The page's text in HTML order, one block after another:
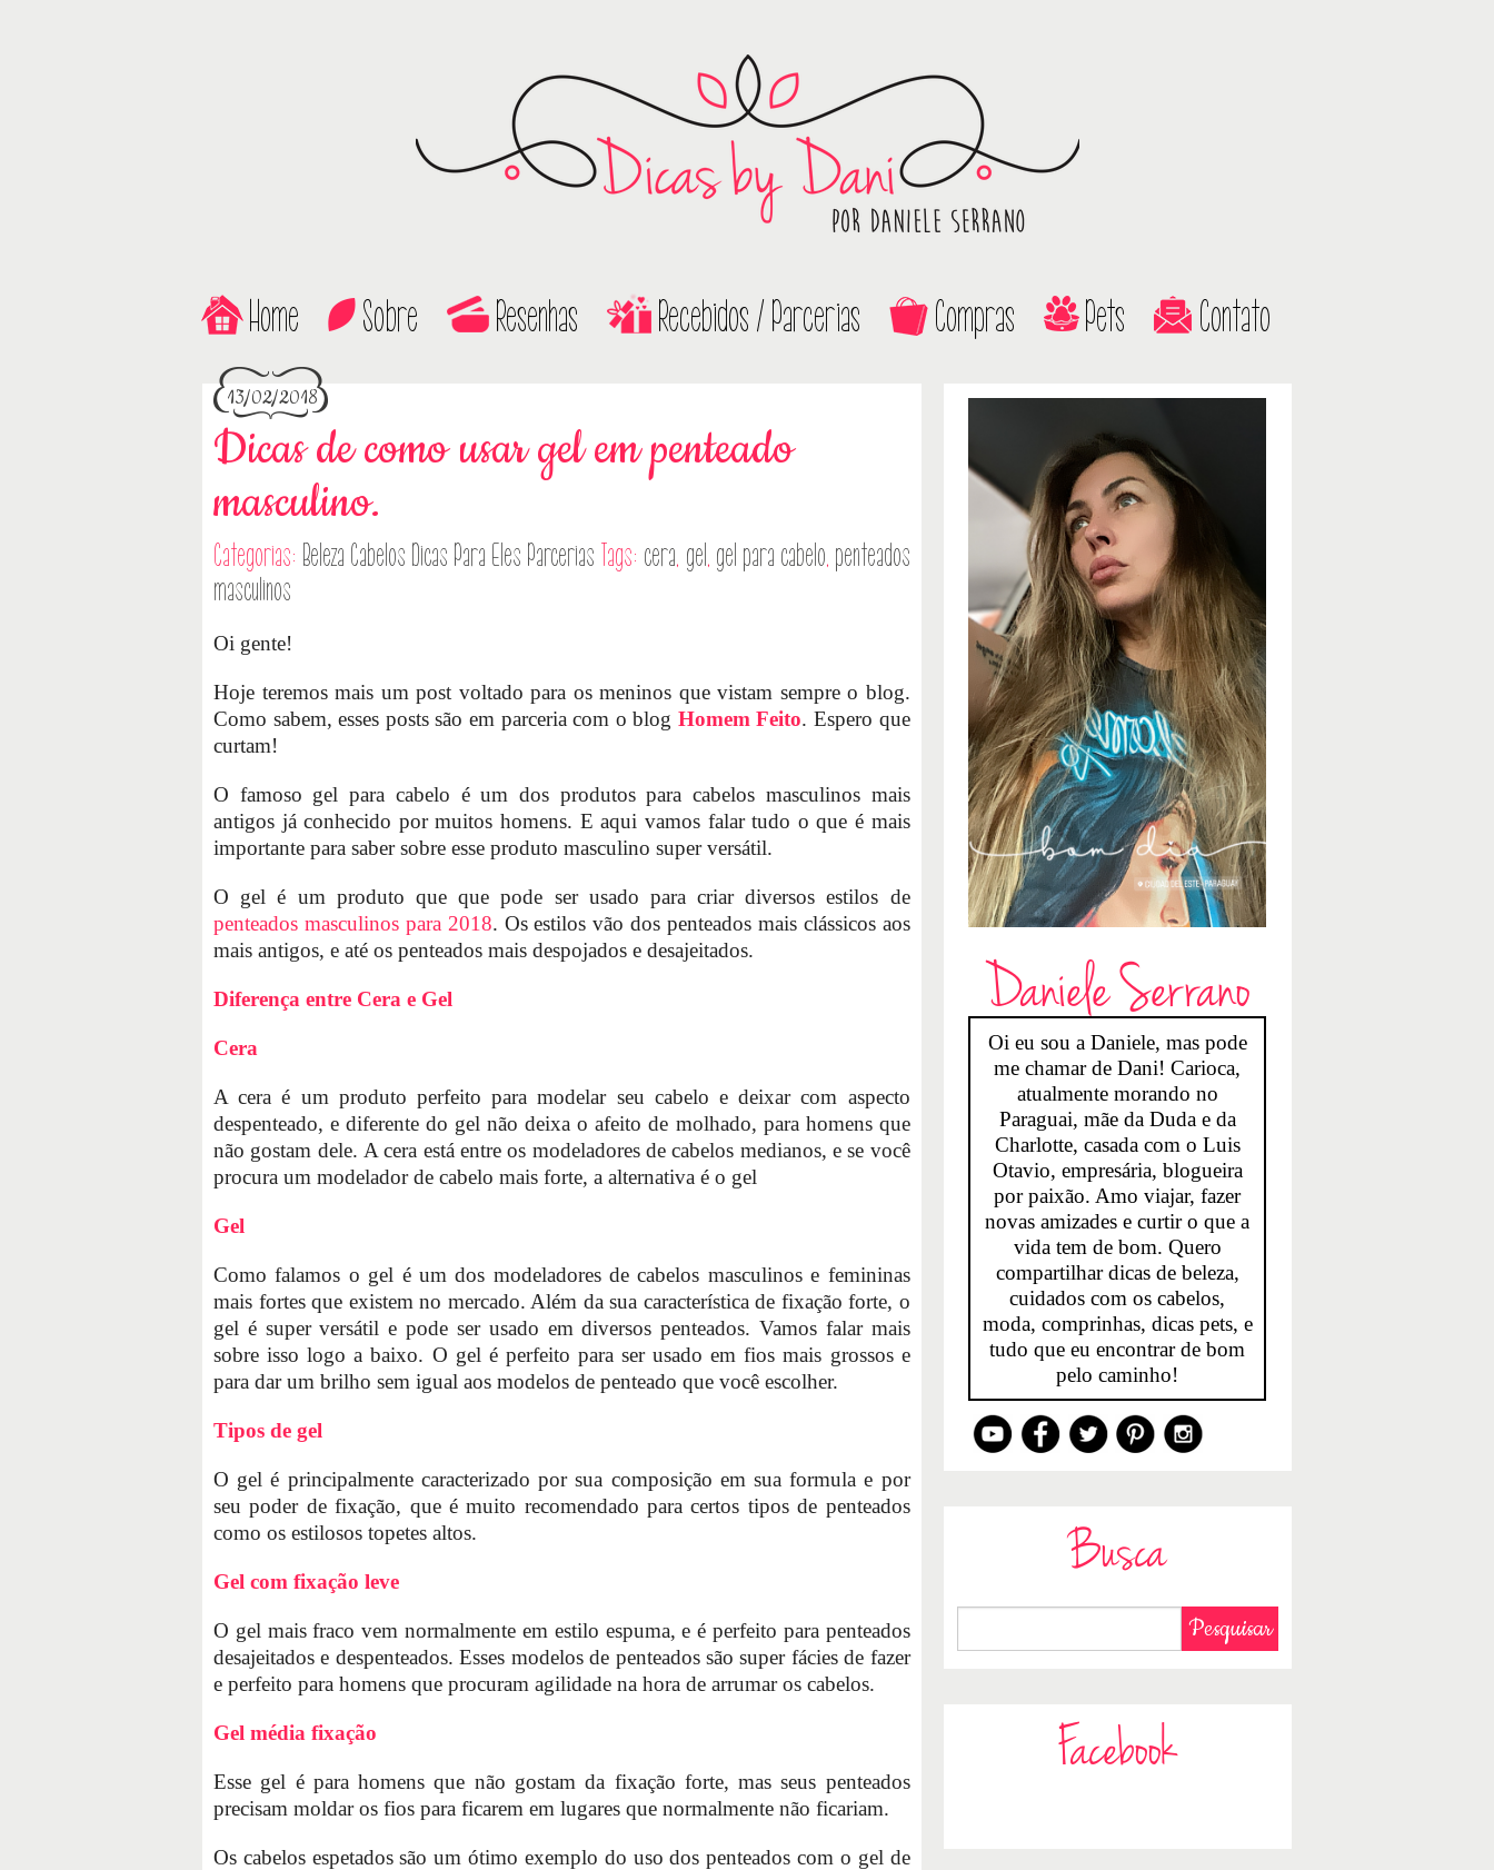
Home Sobre Resenhas Recebidos / Parcerias Compras Pets Contato
13/02/2018
Dicas de como usar gel em penteado
masculino.
Categorias: Beleza Cabelos Dicas Para Eles Parcerias Tags: cera, gel, gel para cabelo, penteados
masculinos
Oi gente!
Hoje teremos mais um post voltado para os meninos que vistam sempre o blog.
Como sabem, esses posts são em parceria com o blog Homem Feito. Espero que
curtam!
O famoso gel para cabelo é um dos produtos para cabelos masculinos mais
antigos já conhecido por muitos homens. E aqui vamos falar tudo o que é mais
importante para saber sobre esse produto masculino super versátil.
O gel é um produto que que pode ser usado para criar diversos estilos de
penteados masculinos para 2018. Os estilos vão dos penteados mais clássicos aos
mais antigos, e até os penteados mais despojados e desajeitados.
Diferença entre Cera e Gel
Cera
A cera é um produto perfeito para modelar seu cabelo e deixar com aspecto
despenteado, e diferente do gel não deixa o afeito de molhado, para homens que
não gostam dele. A cera está entre os modeladores de cabelos medianos, e se você
procura um modelador de cabelo mais forte, a alternativa é o gel
Gel
Como falamos o gel é um dos modeladores de cabelos masculinos e femininas
mais fortes que existem no mercado. Além da sua característica de fixação forte, o
gel é super versátil e pode ser usado em diversos penteados. Vamos falar mais
sobre isso logo a baixo. O gel é perfeito para ser usado em fios mais grossos e
para dar um brilho sem igual aos modelos de penteado que você escolher.
Tipos de gel
O gel é principalmente caracterizado por sua composição em sua formula e por
seu poder de fixação, que é muito recomendado para certos tipos de penteados
como os estilosos topetes altos.
Gel com fixação leve
O gel mais fraco vem normalmente em estilo espuma, e é perfeito para penteados
desajeitados e despenteados. Esses modelos de penteados são super fácies de fazer
e perfeito para homens que procuram agilidade na hora de arrumar os cabelos.
Gel média fixação
Esse gel é para homens que não gostam da fixação forte, mas seus penteados
precisam moldar os fios para ficarem em lugares que normalmente não ficariam.
Os cabelos espetados são um ótimo exemplo do uso dos penteados com o gel de
Daniele Serrano
Oi eu sou a Daniele, mas pode
me chamar de Dani! Carioca,
atualmente morando no
Paraguai, mãe da Duda e da
Charlotte, casada com o Luis
Otavio, empresária, blogueira
por paixão. Amo viajar, fazer
novas amizades e curtir o que a
vida tem de bom. Quero
compartilhar dicas de beleza,
cuidados com os cabelos,
moda, comprinhas, dicas pets, e
tudo que eu encontrar de bom
pelo caminho!
Busca
Facebook